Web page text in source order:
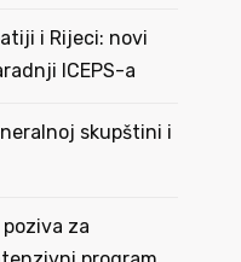
i Rijeci: novi
ICEPS-a
skupštini i
za